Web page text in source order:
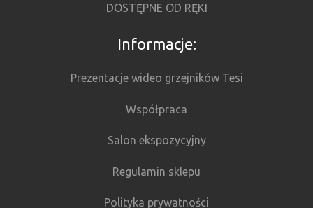
DOSTĘPNE OD RĘKI
Informacje:
Prezentacje wideo grzejników Tesi
Współpraca
Salon ekspozycyjny
Regulamin sklepu
Polityka prywatności